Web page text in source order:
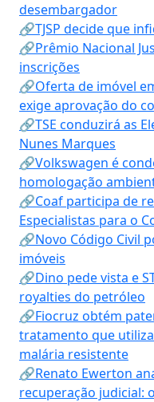
desembargador
🔗TJSP decide que
🔗Prêmio Nacional
inscrições
🔗Oferta de imóvel
exige aprovação do
🔗TSE conduzirá as
Nunes Marques
🔗Volkswagen é
homologação
🔗Coaf participa de
Especialistas para o
🔗Novo Código Civil
imóveis
🔗Dino pede vista e
royalties do petróleo
🔗Fiocruz obtém
tratamento que
malária resistente
🔗Renato Ewerton
recuperação judicial: